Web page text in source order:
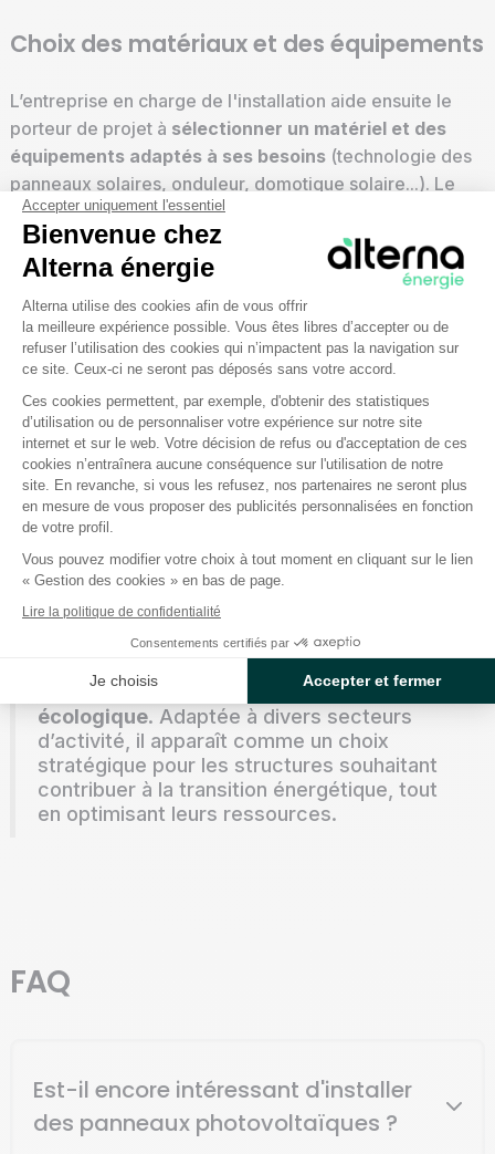
Choix des matériaux et des équipements
L’entreprise en charge de l'installation aide ensuite le
porteur de projet à sélectionner un matériel et des
équipements adaptés à ses besoins(technologie des
panneaux solaires, onduleur, domotique solaire...). Le
choix des solutions à privilégier va ainsi dépendre des
objectifs énergétiquesde la structure, mais également
des conditions météorologiques locales.
Procédures administratives et
réglementaires
Le déploiement d’un hangar solaire implique certaines
démarches. Ces dernières dépendent de lanature et
de latailledu projet. Unedéclaration préalableen
mairie suffit pour les petites installations sur hangar déjà
existant. Dans le cas d'une
d'uneinstallation volumineuse, d’autres procédures
sont nécessaires (permis de construire, par exemple).
En résumé, le hangar photovoltaïque
rentabilité économique et engagement
écologique. Adaptée à divers secteurs
d’activité, il apparaît comme un choix
stratégique pour les structures souhaitant
contribuer à la transition énergétique, tout
en optimisant leurs ressources.
FAQ
Est-il encore intéressant d'installer
des panneaux photovoltaïques ?
Accepter uniquement l'essentiel
Bienvenue chez
Alterna énergie
Plateforme de Gestion du
Alterna utilise des cookies afin de vous offrir
la meilleure expérience possible. Vous êtes libres d’accepter ou de
refuser l’utilisation des cookies qui n’impactent pas la navigation sur
ce site. Ceux-ci ne seront pas déposés sans votre accord.
Ces cookies permettent, par exemple, d'obtenir des statistiques
d’utilisation ou de personnaliser votre expérience sur notre site
internet et sur le web. Votre décision de refus ou d'acceptation de ces
cookies n’entraînera aucune conséquence sur l'utilisation de notre
site. En revanche, si vous les refusez, nos partenaires ne seront plus
en mesure de vous proposer des publicités personnalisées en fonction
de votre profil.
Vous pouvez modifier votre choix à tout moment en cliquant sur le lien
« Gestion des cookies » en bas de page.
Lire la politique de confidentialité
Consentements certifiés par
Je choisis Accepter et fermer
Axeptio consent